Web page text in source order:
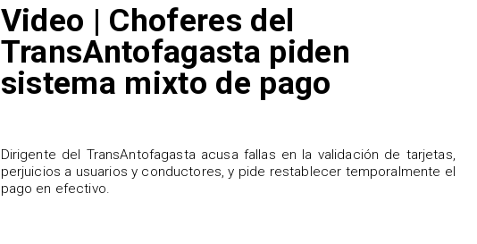
Video | Choferes del
TransAntofagasta piden
sistema mixto de pago
​Dirigente del TransAntofagasta acusa fallas en la validación de tarjetas,
perjuicios a usuarios y conductores, y pide restablecer temporalmente el
pago en efectivo.